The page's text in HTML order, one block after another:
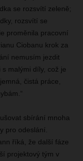
se rozsvítí zeleně;
rozsvítí se
proměnila pracovní
Ciobanu krok za
nemusím jezdit
malými díly, což je
čistá práce,
sbírání mnoha
pro odeslání.
říká, že další fáze
projektový tým v